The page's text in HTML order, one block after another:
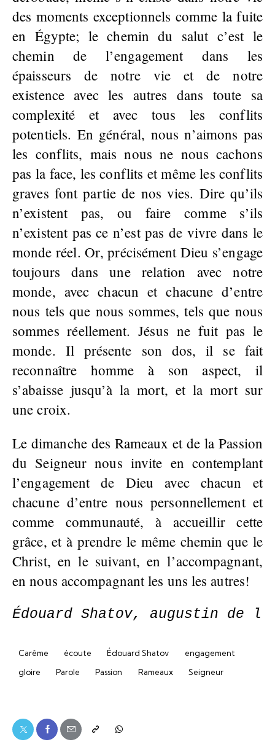
des moments exceptionnels comme la fuite
en Égypte; le chemin du salut c’est le
chemin de l’engagement dans les
épaisseurs de notre vie et de notre
existence avec les autres dans toute sa
complexité et avec tous les conflits
potentiels. En général, nous n’aimons pas
les conflits, mais nous ne nous cachons
pas la face, les conflits et même les conflits
graves font partie de nos vies. Dire qu’ils
n’existent pas, ou faire comme s’ils
n’existent pas ce n’est pas de vivre dans le
monde réel. Or, précisément Dieu s’engage
toujours dans une relation avec notre
monde, avec chacun et chacune d’entre
nous tels que nous sommes, tels que nous
sommes réellement. Jésus ne fuit pas le
monde. Il présente son dos, il se fait
reconnaître homme à son aspect, il
s’abaisse jusqu’à la mort, et la mort sur
une croix.
Le dimanche des Rameaux et de la Passion
du Seigneur nous invite en contemplant
l’engagement de Dieu avec chacun et
chacune d’entre nous personnellement et
comme communauté, à accueillir cette
grâce, et à prendre le même chemin que le
Christ, en le suivant, en l’accompagnant,
en nous accompagnant les uns les autres!
Édouard Shatov, augustin de
Carême écoute Édouard Shatov
engagement
gloire
Parole Passion Rameaux Seigneur